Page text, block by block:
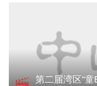
第二届湾区“